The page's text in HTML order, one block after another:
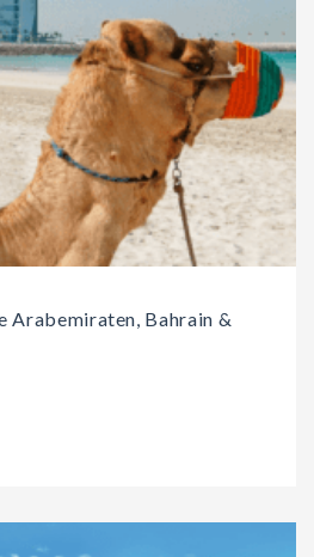
Arabemiraten, Bahrain &